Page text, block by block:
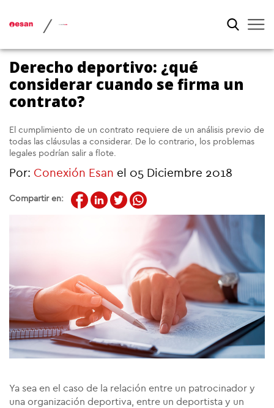
/
Derecho deportivo: ¿qué
considerar cuando se firma un
contrato?
El cumplimiento de un contrato requiere de un análisis previo de
todas las cláusulas a considerar. De lo contrario, los problemas
legales podrían salir a flote.
Por: Conexión Esan el 05 Diciembre 2018
Compartir en:
Ya sea en el caso de la relación entre un patrocinador y
una organización deportiva, entre un deportista y un